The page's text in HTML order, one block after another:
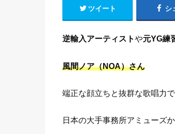
ツイート シ
逆輸入アーティストや元YG練
風間ノア（NOA）さん
端正な顔立ちと抜群な歌唱力
日本の大手事務所アミューズ